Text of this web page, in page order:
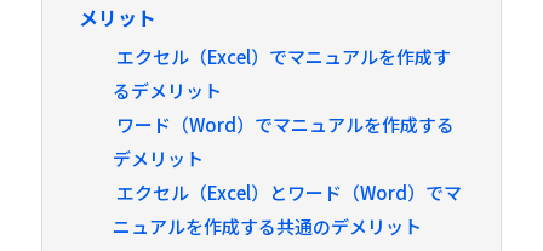
メリット
エクセル（Excel）でマニュアルを作成す
るデメリット
ワード（Word）でマニュアルを作成する
デメリット
エクセル（Excel）とワード（Word）でマ
ニュアルを作成する共通のデメリット